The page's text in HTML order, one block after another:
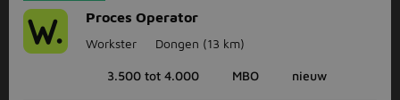
Proces Operator
Workster Dongen (13 km)
3.500 tot 4.000 MBO nieuw